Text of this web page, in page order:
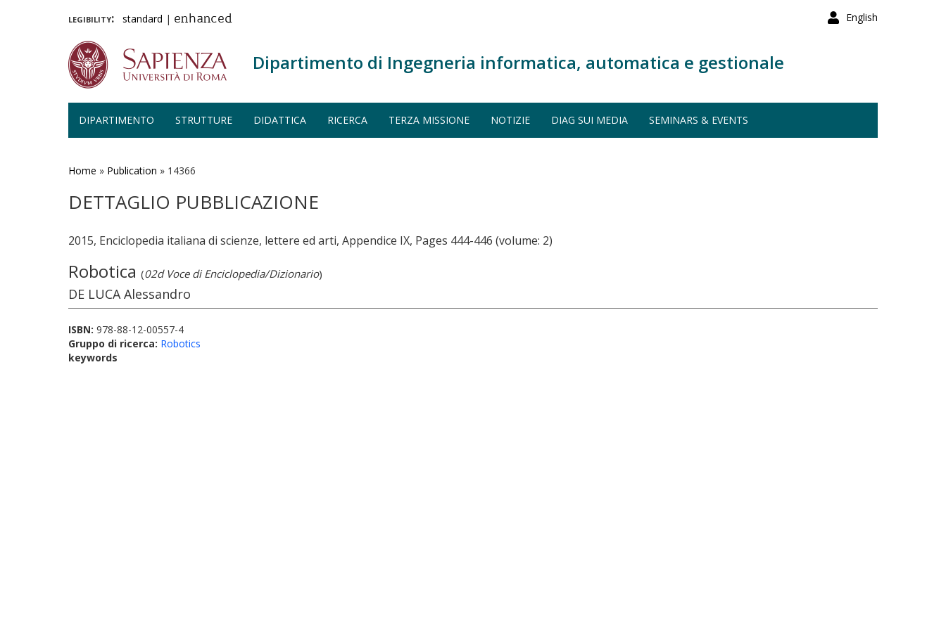
English
legibility: standard | enhanced
Dipartimento di Ingegneria informatica, automatica e gestionale
DIPARTIMENTO STRUTTURE DIDATTICA RICERCA TERZA MISSIONE NOTIZIE DIAG SUI MEDIA SEMINARS & EVENTS
Home » Publication » 14366
DETTAGLIO PUBBLICAZIONE
2015, Enciclopedia italiana di scienze, lettere ed arti, Appendice IX, Pages 444-446 (volume: 2)
Robotica (02d Voce di Enciclopedia/Dizionario)
DE LUCA Alessandro
ISBN: 978-88-12-00557-4
Gruppo di ricerca: Robotics
keywords